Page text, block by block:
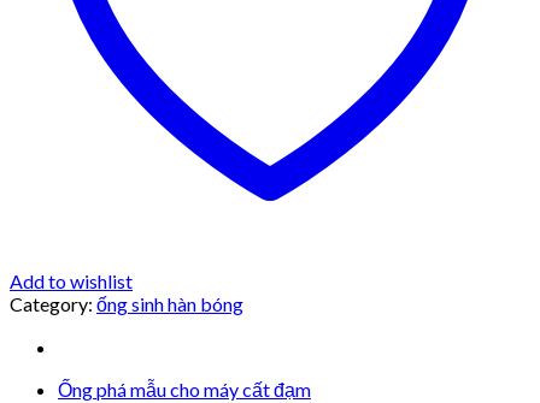
Add to wishlist
Category: ống sinh hàn bóng
Ống phá mẫu cho máy cất đạm